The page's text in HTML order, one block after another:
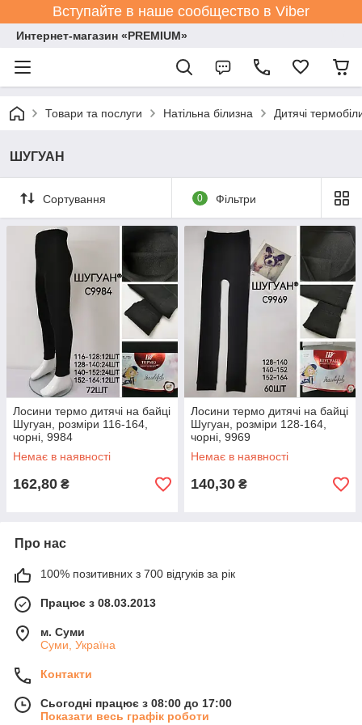
Вступайте в наше сообщество в Viber
Интернет-магазин «PREMIUM»
Товари та послуги Натільна білизна Дитячі
ШУГУАН
Сортування 0 Фільтри
Лосини термо дитячі на байці
Шугуан, розміри 116-164,
чорні, 9984
Немає в наявності
162,80 ₴
Лосини термо дитячі на байці
Шугуан, розміри 128-164,
чорні, 9969
Немає в наявності
140,30 ₴
Про нас
100% позитивних з 700 відгуків за рік
Працює з 08.03.2013
м. Суми
Суми, Україна
Контакти
Сьогодні працює з 08:00 до 17:00
Показати весь графік роботи